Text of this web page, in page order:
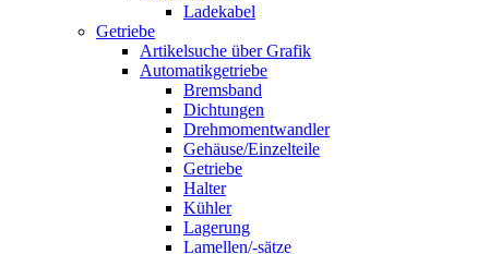
Ladekabel
Getriebe
Artikelsuche über Grafik
Automatikgetriebe
Bremsband
Dichtungen
Drehmomentwandler
Gehäuse/Einzelteile
Getriebe
Halter
Kühler
Lagerung
Lamellen/-sätze